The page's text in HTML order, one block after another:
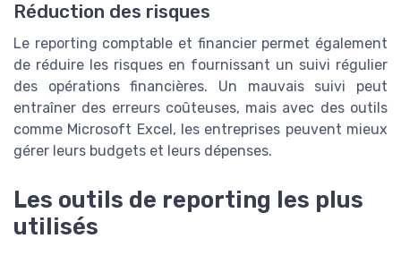
Réduction des risques
Le reporting comptable et financier permet également
de réduire les risques en fournissant un suivi régulier
des opérations financières. Un mauvais suivi peut
entraîner des erreurs coûteuses, mais avec des outils
comme Microsoft Excel, les entreprises peuvent mieux
gérer leurs budgets et leurs dépenses.
Les outils de reporting les plus
utilisés